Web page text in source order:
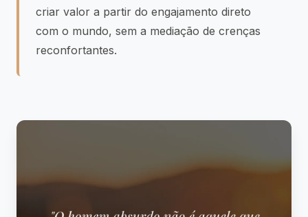
criar valor a partir do engajamento direto
com o mundo, sem a mediação de crenças
reconfortantes.